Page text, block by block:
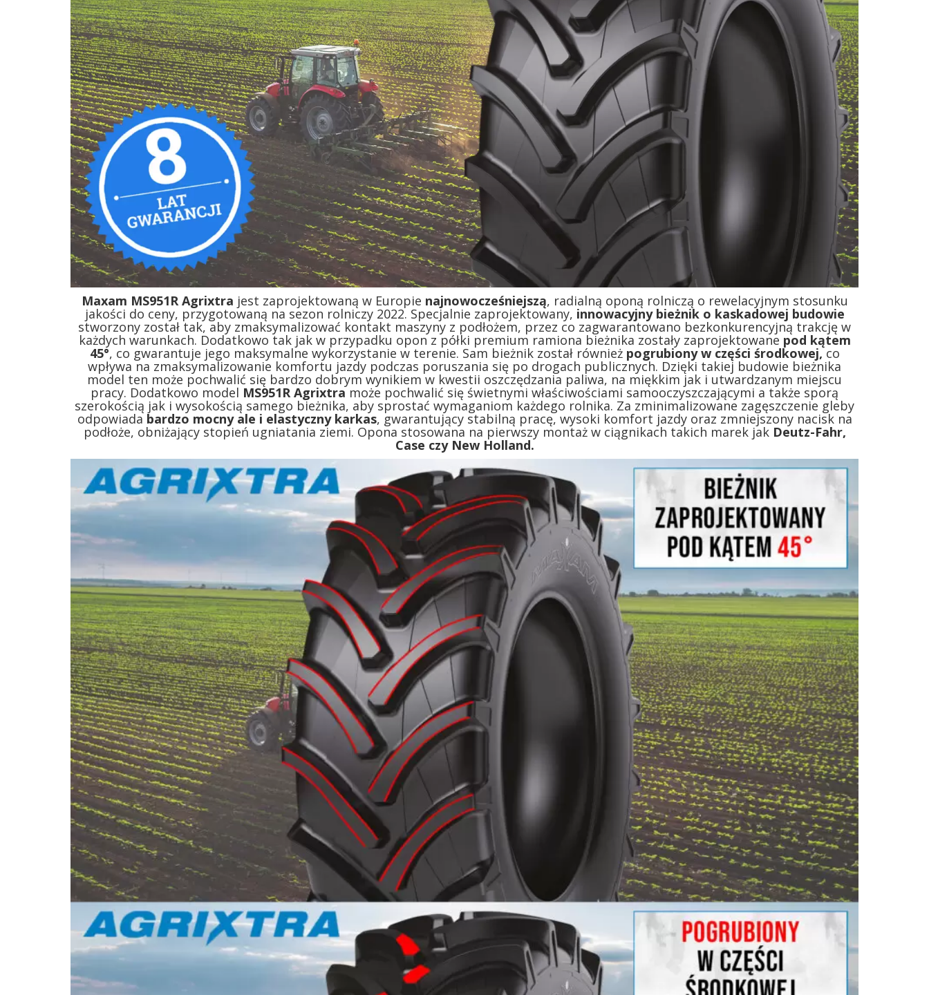
Maxam MS951R Agrixtra jest zaprojektowaną w Europie najnowocześniejszą, radialną oponą rolniczą o rewelacyjnym stosunku
jakości do ceny, przygotowaną na sezon rolniczy 2022. Specjalnie zaprojektowany, innowacyjny bieżnik o kaskadowej budowie
stworzony został tak, aby zmaksymalizować kontakt maszyny z podłożem, przez co zagwarantowano bezkonkurencyjną trakcję w
każdych warunkach. Dodatkowo tak jak w przypadku opon z półki premium ramiona bieżnika zostały zaprojektowane pod kątem
45°, co gwarantuje jego maksymalne wykorzystanie w terenie. Sam bieżnik został również pogrubiony w części środkowej,co
wpływa na zmaksymalizowanie komfortu jazdy podczas poruszania się po drogach publicznych. Dzięki takiej budowie bieżnika
model ten może pochwalić się bardzo dobrym wynikiem w kwestii oszczędzania paliwa, na miękkim jak i utwardzanym miejscu
pracy. Dodatkowo model MS951R Agrixtramoże pochwalić się świetnymi właściwościami samooczyszczającymi a także sporą
szerokością jak i wysokością samego bieżnika, aby sprostać wymaganiom każdego rolnika. Za zminimalizowane zagęszczenie gleby
odpowiada bardzo mocny ale i elastyczny karkas, gwarantujący stabilną pracę, wysoki komfort jazdy oraz zmniejszony nacisk na
podłoże, obniżający stopień ugniatania ziemi. Opona stosowana na pierwszy montaż w ciągnikach takich marek jak Deutz-Fahr,
Case czy New Holland.